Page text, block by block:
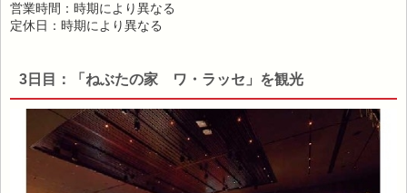
営業時間：時期により異なる
定休日：時期により異なる
3日目：「ねぶたの家 ワ・ラッセ」を観光